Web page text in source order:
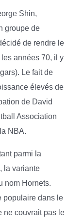
Shin,
groupe de
de rendre le
années 70, il y
Le fait de
élevés de
de David
Association
NBA.
parmi la
la variante
nom Hornets.
populaire dans le
ne couvrait pas le